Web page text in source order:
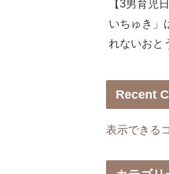
【3男育児
いちゅき」
れないおと
Recent
表示できる